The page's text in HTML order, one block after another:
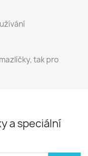
tak pro
a speciální